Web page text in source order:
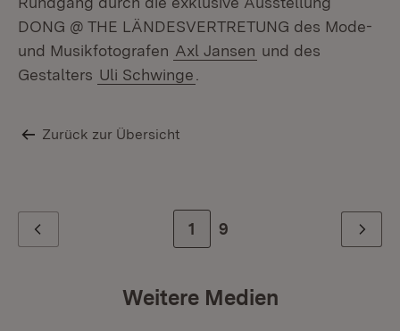
DONG @ THE LÄNDESVERTRETUNG des Mode-
und Musikfotografen Axl Jansen und des
Gestalters Uli Schwinge
Zurück zur Übersicht
Zur Seite
1 Zur letzten Seite
9 Weiter
Weitere Medien